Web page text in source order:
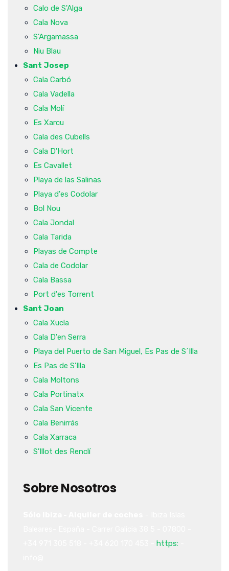
Calo de S'Alga
Cala Nova
S'Argamassa
Niu Blau
Sant Josep
Cala Carbó
Cala Vadella
Cala Molí
Es Xarcu
Cala des Cubells
Cala D'Hort
Es Cavallet
Playa de las Salinas
Playa d'es Codolar
Bol Nou
Cala Jondal
Cala Tarida
Playas de Compte
Cala de Codolar
Cala Bassa
Port d'es Torrent
Sant Joan
Cala Xucla
Cala D'en Serra
Playa del Puerto de San Miguel, Es Pas de S´Illa
Es Pas de S'Illa
Cala Moltons
Cala Portinatx
Cala San Vicente
Cala Benirrás
Cala Xarraca
S'Illot des Renclí
Sobre Nosotros
https: